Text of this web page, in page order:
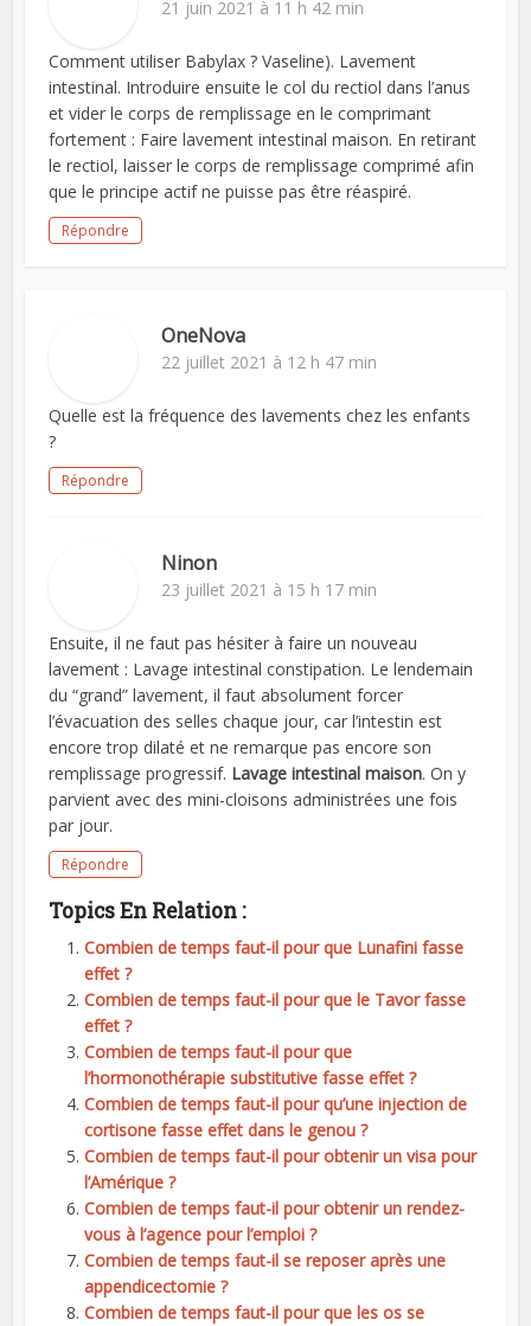
21 juin 2021 à 11 h 42 min
Comment utiliser Babylax ? Vaseline). Lavement
intestinal. Introduire ensuite le col du rectiol dans l’anus
et vider le corps de remplissage en le comprimant
fortement : Faire lavement intestinal maison. En retirant
le rectiol, laisser le corps de remplissage comprimé afin
que le principe actif ne puisse pas être réaspiré.
Répondre
OneNova
22 juillet 2021 à 12 h 47 min
Quelle est la fréquence des lavements chez les enfants
?
Répondre
Ninon
23 juillet 2021 à 15 h 17 min
Ensuite, il ne faut pas hésiter à faire un nouveau
lavement : Lavage intestinal constipation. Le lendemain
du “grand” lavement, il faut absolument forcer
l’évacuation des selles chaque jour, car l’intestin est
encore trop dilaté et ne remarque pas encore son
remplissage progressif. Lavage intestinal maison. On y
parvient avec des mini-cloisons administrées une fois
par jour.
Répondre
Topics En Relation :
Combien de temps faut-il pour que Lunafini fasse
effet ?
Combien de temps faut-il pour que le Tavor fasse
effet ?
Combien de temps faut-il pour que
l’hormonothérapie substitutive fasse effet ?
Combien de temps faut-il pour qu’une injection de
cortisone fasse effet dans le genou ?
Combien de temps faut-il pour obtenir un visa pour
l’Amérique ?
Combien de temps faut-il pour obtenir un rendez-
vous à l’agence pour l’emploi ?
Combien de temps faut-il se reposer après une
appendicectomie ?
Combien de temps faut-il pour que les os se